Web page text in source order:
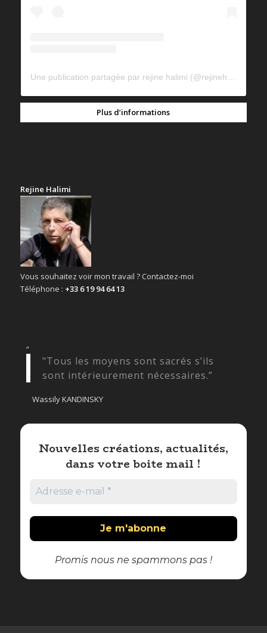
Plus d’informations
Rejine Halimi
Vous souhaitez voir mon travail ? Contactez-moi
Téléphone : +33 6 19 94 64 13
“
"Tous les moyens sont sacrés s’ils
sont intérieurement nécessaires.”
Wassily KANDINSKY
Nouvelles créations, actualités,
dans votre boite mail !
Promis nous ne spammons pas !